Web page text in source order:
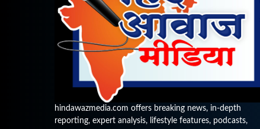
hindawazmedia.com offers breaking news, in-depth
reporting, expert analysis, lifestyle features, podcasts,